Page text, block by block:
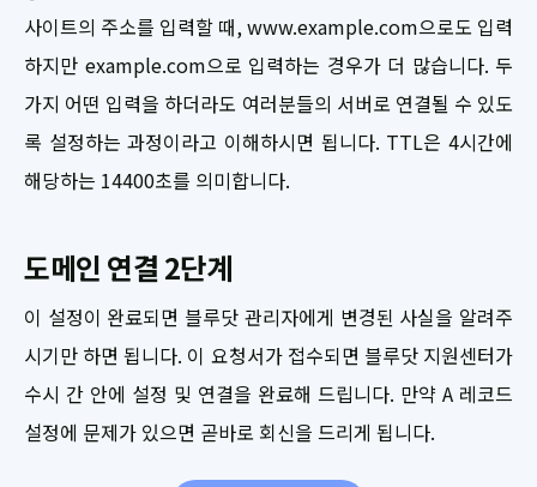
사이트의 주소를 입력할 때, www.example.com으로도 입력
하지만 example.com으로 입력하는 경우가 더 많습니다. 두
가지 어떤 입력을 하더라도 여러분들의 서버로 연결될 수 있도
록 설정하는 과정이라고 이해하시면 됩니다. TTL은 4시간에
해당하는 14400초를 의미합니다.
도메인 연결 2단계
이 설정이 완료되면 블루닷 관리자에게 변경된 사실을 알려주
시기만 하면 됩니다. 이 요청서가 접수되면 블루닷 지원센터가
수시 간 안에 설정 및 연결을 완료해 드립니다. 만약 A 레코드
설정에 문제가 있으면 곧바로 회신을 드리게 됩니다.